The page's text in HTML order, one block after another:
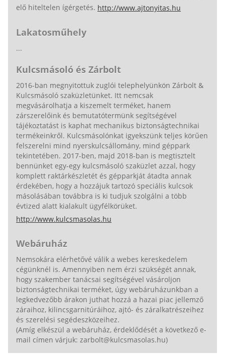
elő hiteltelen ígérgetés. http://www.ajtonyitas.hu
Lakatosműhely
...
Kulcsmásoló és Zárbolt
2016-ban megnyitottuk zuglói telephelyünkön Zárbolt &
Kulcsmásoló szaküzletünket. Itt nemcsak
megvásárolhatja a kiszemelt terméket, hanem
zárszerelőink és bemutatótermünk segítségével
tájékoztatást is kaphat mechanikus biztonságtechnikai
termékeinkről. Kulcsmásolónkat igyekszünk teljes körűen
felszerelni mind nyerskulcsállomány, mind géppark
tekintetében. 2017-ben, majd 2018-ban is megtisztelt
bennünket egy-egy kulcsmásoló szaküzlet azzal, hogy
komplett raktárkészletét és gépparkját átadta annak
érdekében, hogy a hozzájuk tartozó speciális kulcsok
másolásában továbbra is ki tudjuk szolgálni a több
évtized alatt kialakult ügyfélkörüket.
http://www.kulcsmasolas.hu
Webáruház
Nemsokára elérhetővé válik a webes kereskedelem
cégünknél is. Amennyiben nem érzi szükségét annak,
hogy szakember tanácsai segítségével vásároljon
biztonságtechnikai terméket, úgy webáruházunkban a
legkedvezőbb árakon juthat hozzá a hazai piac jellemző
záraihoz, kilincsgarnitúráihoz, ajtó- és záralkatrészeihez
és szerelési segédeszközeihez.
(Amíg elkészül a webáruház, érdeklődését a következő e-
mail címen várjuk: zarbolt@kulcsmasolas.hu)